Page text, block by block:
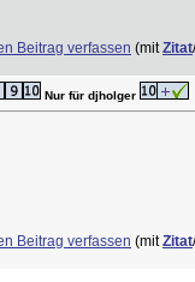
Beitrag verfassen (mitZitat/
Nur für djholger
Beitrag verfassen (mitZitat/